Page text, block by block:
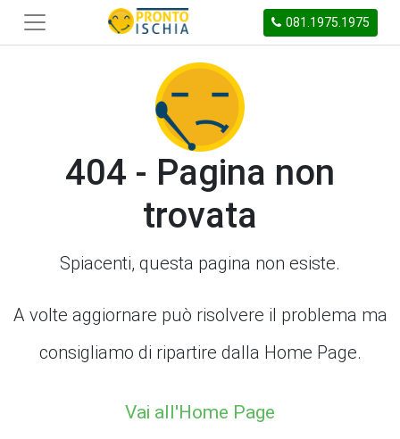
081.1975.1975
404 - Pagina non
trovata
Spiacenti, questa pagina non esiste.
A volte aggiornare può risolvere il problema ma
consigliamo di ripartire dalla Home Page.
Vai all'Home Page